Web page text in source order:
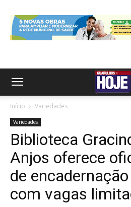
Início Variedades
Variedades
Biblioteca
Anjos oferece
de
com vagas